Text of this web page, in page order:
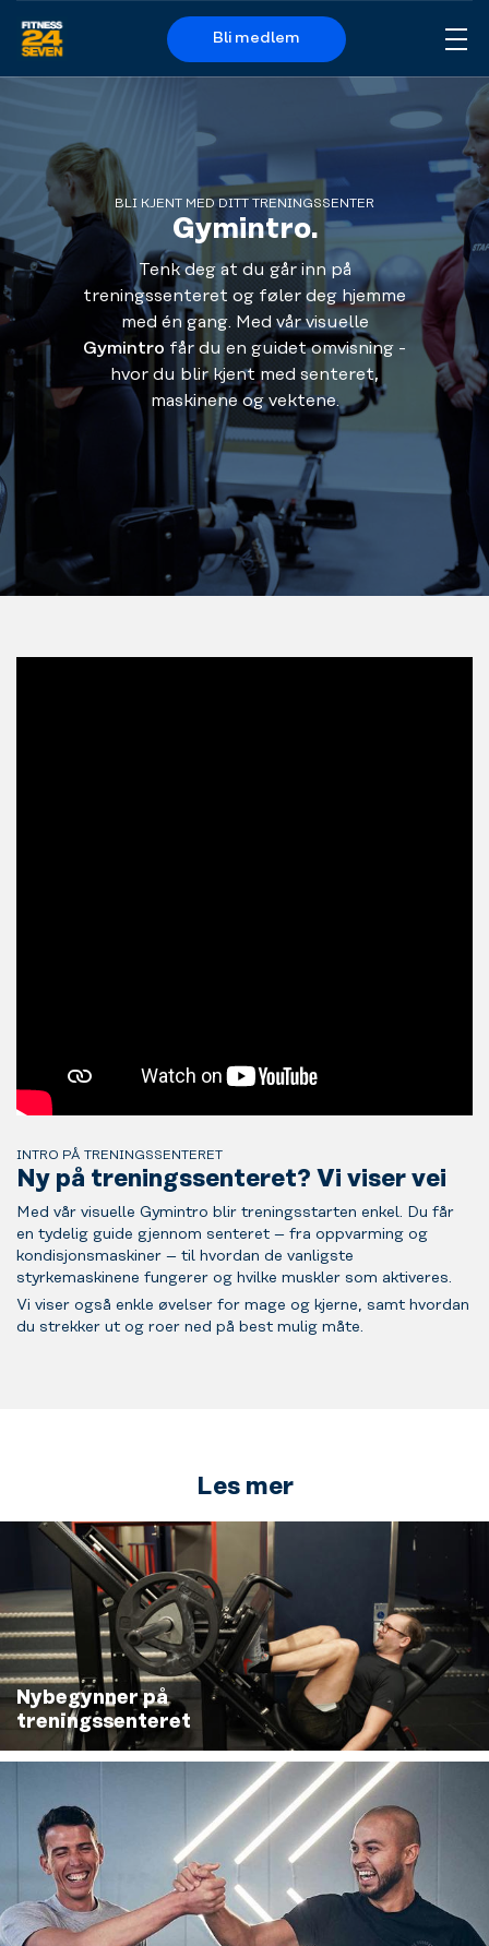
Logo
Bli medlem
BLI KJENT MED DITT TRENINGSSENTER
Gymintro.
Tenk deg at du går inn på
treningssenteret og føler deg hjemme
med én gang. Med vår visuelle
Gymintro får du en guidet omvisning -
hvor du blir kjent med senteret,
maskinene og vektene.
INTRO PÅ TRENINGSSENTERET
Ny på treningssenteret? Vi viser vei
Med vår visuelle Gymintro blir treningsstarten enkel. Du får
en tydelig guide gjennom senteret – fra oppvarming og
kondisjonsmaskiner – til hvordan de vanligste
styrkemaskinene fungerer og hvilke muskler som aktiveres.
Vi viser også enkle øvelser for mage og kjerne, samt hvordan
du strekker ut og roer ned på best mulig måte.
Les mer
Nybegynner på
treningssenteret